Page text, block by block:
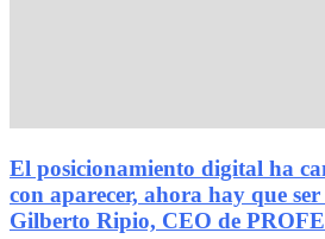
El posicionamiento digital ha
con aparecer, ahora hay que
Gilberto Ripio, CEO de